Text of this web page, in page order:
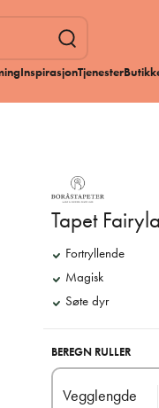
InspirasjonTjenester
Tapet
Fortryllende
Magisk
Søte dyr
BEREGN RULLER
Vegglengde